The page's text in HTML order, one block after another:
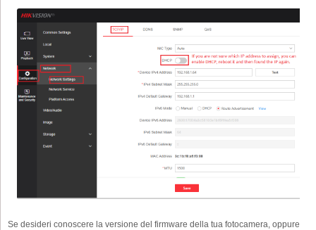
Se desideri conoscere la versione del firmware della tua fotocamera, oppure